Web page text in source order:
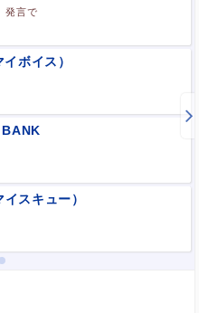
発言で
ボイス）
BANK
スキュー）